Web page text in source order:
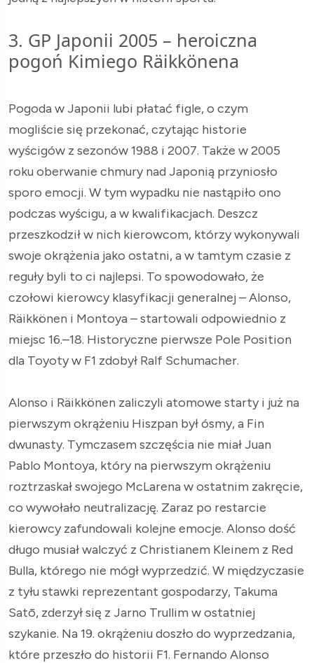
3. GP Japonii 2005 – heroiczna
pogoń Kimiego Räikkönena
Pogoda w Japonii lubi płatać figle, o czym
mogliście się przekonać, czytając historie
wyścigów z sezonów 1988 i 2007. Także w 2005
roku oberwanie chmury nad Japonią przyniosło
sporo emocji. W tym wypadku nie nastąpiło ono
podczas wyścigu, a w kwalifikacjach. Deszcz
przeszkodził w nich kierowcom, którzy wykonywali
swoje okrążenia jako ostatni, a w tamtym czasie z
reguły byli to ci najlepsi. To spowodowało, że
czołowi kierowcy klasyfikacji generalnej – Alonso,
Räikkönen i Montoya – startowali odpowiednio z
miejsc 16.–18. Historyczne pierwsze Pole Position
dla Toyoty w F1 zdobył Ralf Schumacher.
Alonso i Räikkönen zaliczyli atomowe starty i już na
pierwszym okrążeniu Hiszpan był ósmy, a Fin
dwunasty. Tymczasem szczęścia nie miał Juan
Pablo Montoya, który na pierwszym okrążeniu
roztrzaskał swojego McLarena w ostatnim zakręcie,
co wywołało neutralizację. Zaraz po restarcie
kierowcy zafundowali kolejne emocje. Alonso dość
długo musiał walczyć z Christianem Kleinem z Red
Bulla, którego nie mógł wyprzedzić. W międzyczasie
z tyłu stawki reprezentant gospodarzy, Takuma
Satō, zderzył się z Jarno Trullim w ostatniej
szykanie. Na 19. okrążeniu doszło do wyprzedzania,
które przeszło do historii F1. Fernando Alonso